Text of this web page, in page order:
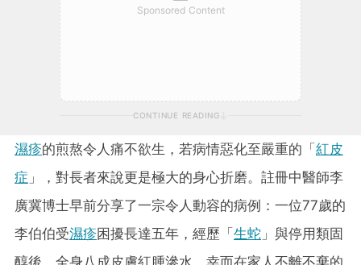
Sponsored Content
CONTINUE READING
濕疹的煎熬令人痛不欲生，若病情惡化至嚴重的「紅皮
症 」，對長者來說更是極大的身心折磨。註冊中醫師李
廣冀博士早前分享了一宗令人動容的病例：一位77歲的
李伯伯受濕疹困擾長達五年，經歷「生蛇 」與停用類固
醇後，全身八成皮膚紅腫滲水。幸而在家人不離不棄的